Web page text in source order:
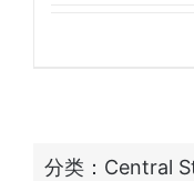
分类： Central